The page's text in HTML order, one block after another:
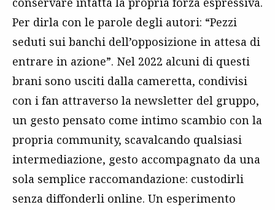
Per dirla con le parole degli autori: “Pezzi
seduti sui banchi dell’opposizione in attesa di
entrare in azione”. Nel 2022 alcuni di questi
brani sono usciti dalla cameretta, condivisi
con i fan attraverso la newsletter del gruppo,
un gesto pensato come intimo scambio con la
propria community, scavalcando qualsiasi
intermediazione, gesto accompagnato da una
sola semplice raccomandazione: custodirli
senza diffonderli online. Un esperimento